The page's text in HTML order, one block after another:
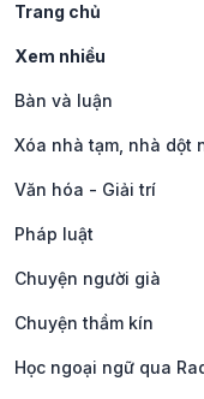
Trang chủ
Xem nhiều
Bàn và luận
Xóa nhà tạm, nhà dột
Văn hóa - Giải trí
Pháp luật
Chuyện người già
Chuyện thầm kín
Học ngoại ngữ qua